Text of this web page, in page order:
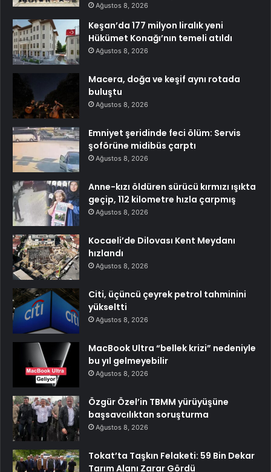
Ağustos 8, 2026
Keşan’da 177 milyon liralık yeni
Hükümet Konağı’nın temeli atıldı
Ağustos 8, 2026
Macera, doğa ve keşif aynı rotada
buluştu
Ağustos 8, 2026
Emniyet şeridinde feci ölüm: Servis
şoförüne midibüs çarptı
Ağustos 8, 2026
Anne-kızı öldüren sürücü kırmızı ışıkta
geçip, 112 kilometre hızla çarpmış
Ağustos 8, 2026
Kocaeli’de Dilovası Kent Meydanı
hızlandı
Ağustos 8, 2026
Citi, üçüncü çeyrek petrol tahminini
yükseltti
Ağustos 8, 2026
MacBook Ultra “bellek krizi” nedeniyle
bu yıl gelmeyebilir
Ağustos 8, 2026
Özgür Özel’in TBMM yürüyüşüne
başsavcılıktan soruşturma
Ağustos 8, 2026
Tokat’ta Taşkın Felaketi: 59 Bin Dekar
Tarım Alanı Zarar Gördü